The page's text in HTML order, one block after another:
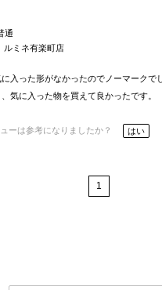
通
ミネ有楽町店
入った形がなかったのでノーマーク
気に入った物を買えて良かったです。
ーは参考になりましたか？ はい
1